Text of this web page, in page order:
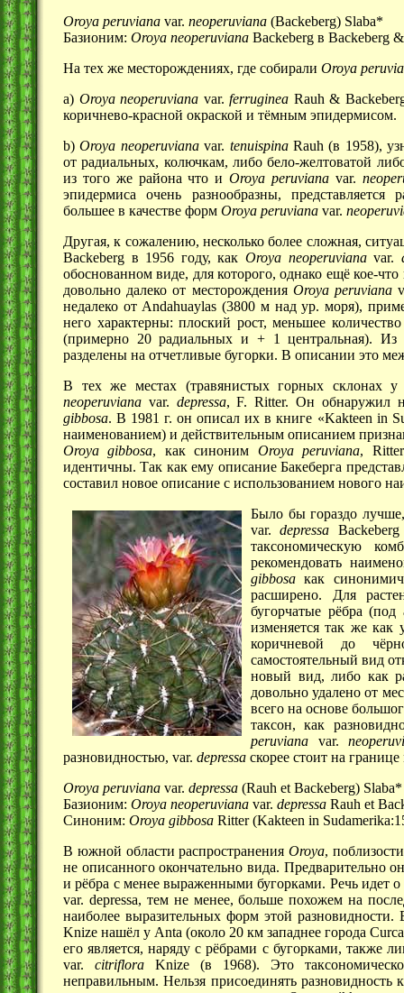
Oroya peruviana var. neoperuviana (Backeberg) Slaba*
Базионим: Oroya neoperuviana Backeberg в Backeberg
На тех же месторождениях, где собирали Oroya
a) Oroya neoperuviana var.ferruginea Rauh &
коричнево-красной окраской и тёмным эпидермисом.
b)Oroya neoperuvianavar. tenuispinaRauh (в 1958),
от радиальных, колючкам, либо бело-желтоватой
из того же района что иOroya peruvianavar.
эпидермиса очень разнообразны,
большее в качестве форм Oroya peruviana var.
Другая, к сожалению, несколько более сложная,
Backeberg в 1956 году, какOroya neoperuvianavar.
обоснованном виде, для которого, однако ещё кое-
довольно далеко от месторождения Oroya peruviana
недалеко от Andahuaylas(3800 мнад ур. моря),
него характерны: плоский рост, меньшее
(примерно 20 радиальных и + 1 центральная). Из
разделены на отчетливые бугорки. В описании это
В тех же местах (травянистых горных склонах
neoperuviana var. depressa,F. Ritter. Он обнаружил
gibbosa.В 1981 г. он описал их в книге «Kakteen in
наименованием) и действительным описанием
Oroya gibbosa, как синоним Oroya peruviana,
идентичны. Так как ему описание Бакеберга
составил новое описание с использованием нового
Было бы гораздо
var.depressa
таксономическую
рекомендовать
gibbosa как
расширено. Для
бугорчатые рёбра
изменяется так же
коричневой до
самостоятельный вид
новый вид, либо как
довольно удалено от
всего на основе
таксон, как
peruviana var.
разновидностью, var. depressa скорее стоит на
Oroya peruviana var. depressa (Rauh et Backeberg) Slaba*
Базионим: Oroya neoperuviana var. depressa Rauh et
Синоним: Oroya gibbosa Ritter (Kakteen in
В южной области распространенияOroya,
не описанного окончательно вида. Предварительно
и рёбра с менее выраженными бугорками. Речь идет
var. depressa, тем не менее, больше похожем на
наиболее выразительных форм этой
Knize нашёл у Anta (около 20 км западнее города
его является, наряду с рёбрами с бугорками, также
var. citriflora Knize (в 1968). Это
неправильным. Нельзя присоединять